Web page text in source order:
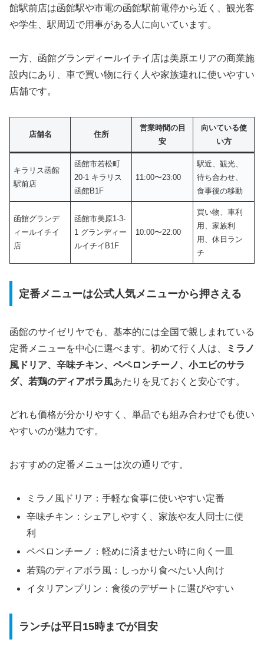
館駅前店は函館駅や市電の函館駅前電停から近く、観光客
や学生、駅周辺で用事がある人に向いています。
一方、函館グランディールイチイ店は美原エリアの商業施
設内にあり、車で買い物に行く人や家族連れに使いやすい
店舗です。
店舗名 住所
営業時間の目
安
向いている使
い方
キラリス函館
駅前店
函館市若松町
20-1 キラリス
函館B1F
11:00〜23:00
駅近、観光、
待ち合わせ、
食事後の移動
函館グランデ
ィールイチイ
店
函館市美原1-3-
1 グランディー
ルイチイB1F
10:00〜22:00
買い物、車利
用、家族利
用、休日ラン
チ
定番メニューは公式人気メニューから押さえる
函館のサイゼリヤでも、基本的には全国で親しまれている
定番メニューを中心に選べます。初めて行く人は、
ミラノ
風ドリア、辛味チキン、ペペロンチーノ、小エビのサラ
ダ、若鶏のディアボラ風あたりを見ておくと安心です。
どれも価格が分かりやすく、単品でも組み合わせでも使い
やすいのが魅力です。
おすすめの定番メニューは次の通りです。
ミラノ風ドリア：手軽な食事に使いやすい定番
辛味チキン：シェアしやすく、家族や友人同士に便
利
ペペロンチーノ：軽めに済ませたい時に向く一皿
若鶏のディアボラ風：しっかり食べたい人向け
イタリアンプリン：食後のデザートに選びやすい
ランチは平日15時までが目安